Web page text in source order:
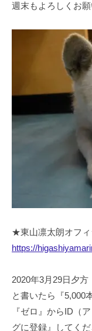
週末もよろしくお願
★東山凛太朗オフィ
https://
2020年3月29日夕方
と書いたら『5,000
『ゼロ』からID（
グに登録』してく